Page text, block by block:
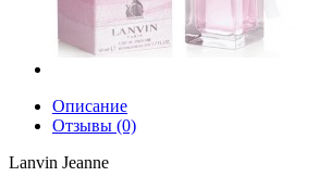
Описание
Отзывы (0)
Lanvin Jeanne